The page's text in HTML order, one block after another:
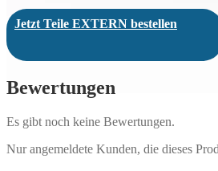
Jetzt Teile EXTERN bestellen
Bewertungen
Es gibt noch keine Bewertungen.
Nur angemeldete Kunden, die dieses